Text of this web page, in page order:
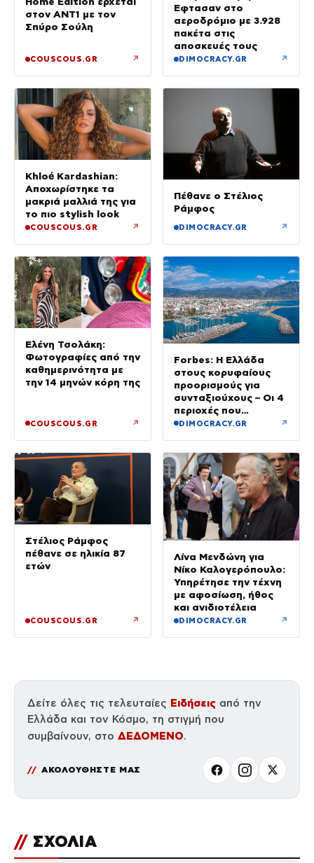
στον ANT1 με τον
Σπύρο Σούλη
COUSCOUS.GR ↗
Έφτασαν στο
αεροδρόμιο με 3.928
πακέτα στις
αποσκευές τους
DIMOCRACY.GR ↗
Khloé Kardashian:
Αποχωρίστηκε τα
μακριά μαλλιά της για
το πιο stylish look
COUSCOUS.GR ↗
Πέθανε ο Στέλιος
Ράμφος
DIMOCRACY.GR ↗
Ελένη Τσολάκη:
Φωτογραφίες από την
καθημερινότητα με
την 14 μηνών κόρη της
COUSCOUS.GR ↗
Forbes: Η Ελλάδα
στους κορυφαίους
προορισμούς για
συνταξιούχους – Οι 4
περιοχές που
ξεχωρίζουν
DIMOCRACY.GR ↗
Στέλιος Ράμφος
πέθανε σε ηλικία 87
ετών
COUSCOUS.GR ↗
Λίνα Μενδώνη για
Νίκο Καλογερόπουλο:
Υπηρέτησε την τέχνη
με αφοσίωση, ήθος
και ανιδιοτέλεια
DIMOCRACY.GR ↗
Δείτε όλες τις τελευταίες Ειδήσεις από την
Ελλάδα και τον Κόσμο, τη στιγμή που
συμβαίνουν, στο ΔΕΔΟΜΕΝΟ.
ΑΚΟΛΟΥΘΗΣΤΕ ΜΑΣ
// ΣΧΟΛΙΑ